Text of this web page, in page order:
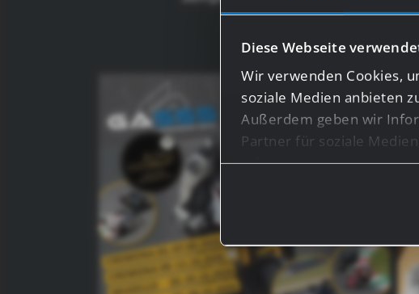
Diese Webseite
Wir verwenden Cookies,
soziale Medien anbieten
Außerdem geben wir
Partner für soziale
Informationen
haben oder die sie im
Bei bestimmten
Drittländern, wie z.B.
Cosa aspetti